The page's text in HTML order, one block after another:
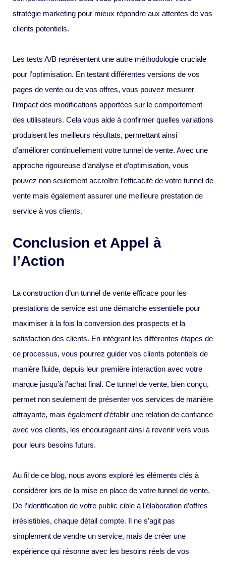
stratégie marketing pour mieux répondre aux attentes de vos
clients potentiels.
Les tests A/B représentent une autre méthodologie cruciale
pour l’optimisation. En testant différentes versions de vos
pages de vente ou de vos offres, vous pouvez mesurer
l’impact des modifications apportées sur le comportement
des utilisateurs. Cela vous aide à confirmer quelles variations
produisent les meilleurs résultats, permettant ainsi
d’améliorer continuellement votre tunnel de vente. Avec une
approche rigoureuse d’analyse et d’optimisation, vous
pouvez non seulement accroître l’efficacité de votre tunnel de
vente mais également assurer une meilleure prestation de
service à vos clients.
Conclusion et Appel à
l’Action
La construction d’un tunnel de vente efficace pour les
prestations de service est une démarche essentielle pour
maximiser à la fois la conversion des prospects et la
satisfaction des clients. En intégrant les différentes étapes de
ce processus, vous pourrez guider vos clients potentiels de
manière fluide, depuis leur première interaction avec votre
marque jusqu’à l’achat final. Ce tunnel de vente, bien conçu,
permet non seulement de présenter vos services de manière
attrayante, mais également d’établir une relation de confiance
avec vos clients, les encourageant ainsi à revenir vers vous
pour leurs besoins futurs.
Au fil de ce blog, nous avons exploré les éléments clés à
considérer lors de la mise en place de votre tunnel de vente.
De l’identification de votre public cible à l’élaboration d’offres
irrésistibles, chaque détail compte. Il ne s’agit pas
simplement de vendre un service, mais de créer une
expérience qui résonne avec les besoins réels de vos